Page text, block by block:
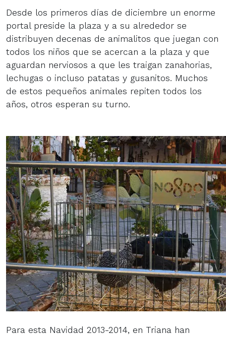
Desde los primeros días de diciembre un enorme
portal preside la plaza y a su alrededor se
distribuyen decenas de animalitos que juegan con
todos los niños que se acercan a la plaza y que
aguardan nerviosos a que les traigan zanahorias,
lechugas o incluso patatas y gusanitos. Muchos
de estos pequeños animales repiten todos los
años, otros esperan su turno.
Para esta Navidad 2013-2014, en Triana han